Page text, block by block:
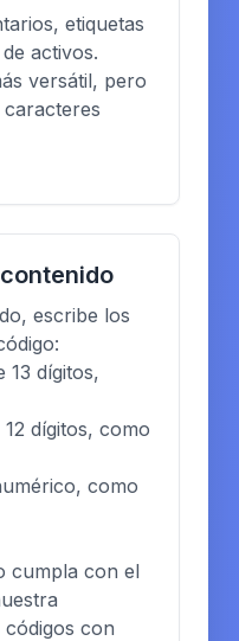
etiquetas
activos.
versátil, pero
escribe los
13 dígitos,
dígitos, como
como
cumpla con el
con